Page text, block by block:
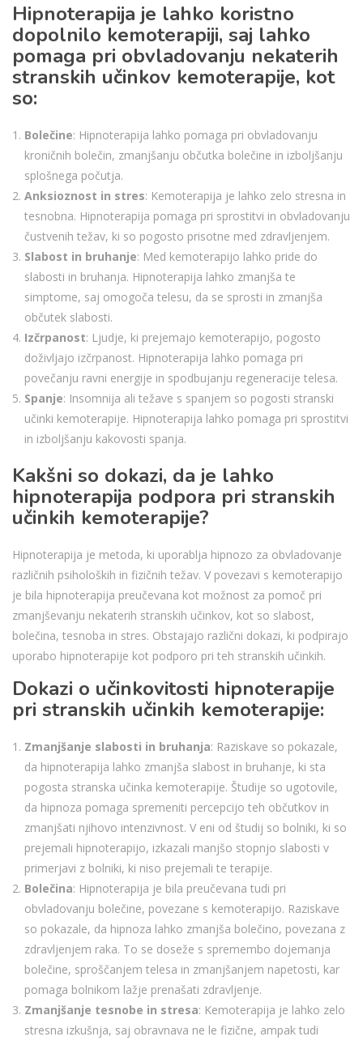
Hipnoterapija je lahko koristno
dopolnilo kemoterapiji, saj lahko
pomaga pri obvladovanju nekaterih
stranskih učinkov kemoterapije, kot
so:
Bolečine: Hipnoterapija lahko pomaga pri obvladovanju
kroničnih bolečin, zmanjšanju občutka bolečine in izboljšanju
splošnega počutja.
Anksioznost in stres: Kemoterapija je lahko zelo stresna in
tesnobna. Hipnoterapija pomaga pri sprostitvi in obvladovanju
čustvenih težav, ki so pogosto prisotne med zdravljenjem.
Slabost in bruhanje: Med kemoterapijo lahko pride do
slabosti in bruhanja. Hipnoterapija lahko zmanjša te
simptome, saj omogoča telesu, da se sprosti in zmanjša
občutek slabosti.
Izčrpanost: Ljudje, ki prejemajo kemoterapijo, pogosto
doživljajo izčrpanost. Hipnoterapija lahko pomaga pri
povečanju ravni energije in spodbujanju regeneracije telesa.
Spanje: Insomnija ali težave s spanjem so pogosti stranski
učinki kemoterapije. Hipnoterapija lahko pomaga pri sprostitvi
in izboljšanju kakovosti spanja.
Kakšni so dokazi, da je lahko
hipnoterapija podpora pri stranskih
učinkih kemoterapije?
Hipnoterapija je metoda, ki uporablja hipnozo za obvladovanje
različnih psiholoških in fizičnih težav. V povezavi s kemoterapijo
je bila hipnoterapija preučevana kot možnost za pomoč pri
zmanjševanju nekaterih stranskih učinkov, kot so slabost,
bolečina, tesnoba in stres. Obstajajo različni dokazi, ki podpirajo
uporabo hipnoterapije kot podporo pri teh stranskih učinkih.
Dokazi o učinkovitosti hipnoterapije
pri stranskih učinkih kemoterapije:
Zmanjšanje slabosti in bruhanja: Raziskave so pokazale,
da hipnoterapija lahko zmanjša slabost in bruhanje, ki sta
pogosta stranska učinka kemoterapije. Študije so ugotovile,
da hipnoza pomaga spremeniti percepcijo teh občutkov in
zmanjšati njihovo intenzivnost. V eni od študij so bolniki, ki so
prejemali hipnoterapijo, izkazali manjšo stopnjo slabosti v
primerjavi z bolniki, ki niso prejemali te terapije.
Bolečina: Hipnoterapija je bila preučevana tudi pri
obvladovanju bolečine, povezane s kemoterapijo. Raziskave
so pokazale, da hipnoza lahko zmanjša bolečino, povezana z
zdravljenjem raka. To se doseže s spremembo dojemanja
bolečine, sproščanjem telesa in zmanjšanjem napetosti, kar
pomaga bolnikom lažje prenašati zdravljenje.
Zmanjšanje tesnobe in stresa: Kemoterapija je lahko zelo
stresna izkušnja, saj obravnava ne le fizične, ampak tudi